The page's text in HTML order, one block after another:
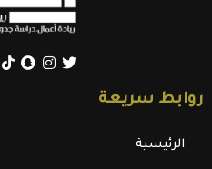
روابط سريعة
الرئيسية